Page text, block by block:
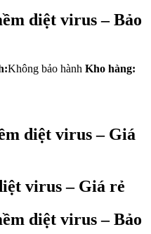
diệt virus – Bảo
Không bảo hành Kho hàng:
diệt virus – Giá
virus – Giá rẻ
diệt virus – Bảo